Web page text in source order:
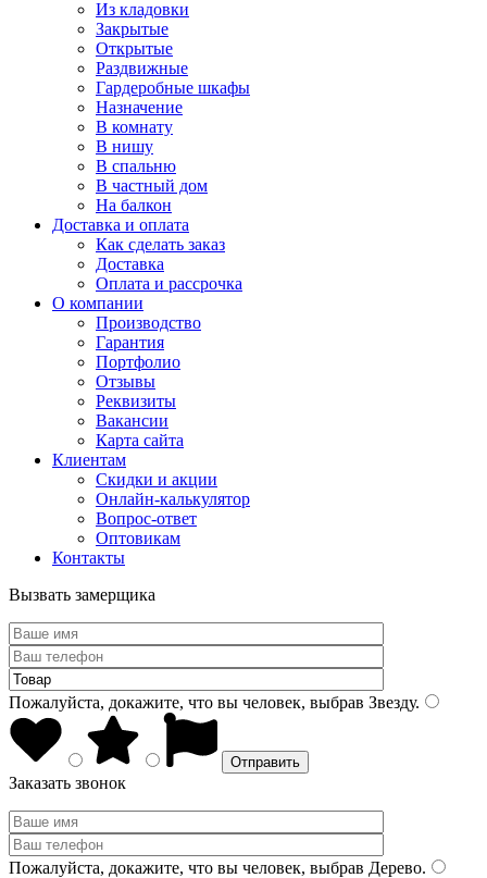
Из кладовки
Закрытые
Открытые
Раздвижные
Гардеробные шкафы
Назначение
В комнату
В нишу
В спальню
В частный дом
На балкон
Доставка и оплата
Как сделать заказ
Доставка
Оплата и рассрочка
О компании
Производство
Гарантия
Портфолио
Отзывы
Реквизиты
Вакансии
Карта сайта
Клиентам
Скидки и акции
Онлайн-калькулятор
Вопрос-ответ
Оптовикам
Контакты
Вызвать замерщика
Пожалуйста, докажите, что вы человек, выбрав Звезду.
Заказать звонок
Пожалуйста, докажите, что вы человек, выбрав Дерево.